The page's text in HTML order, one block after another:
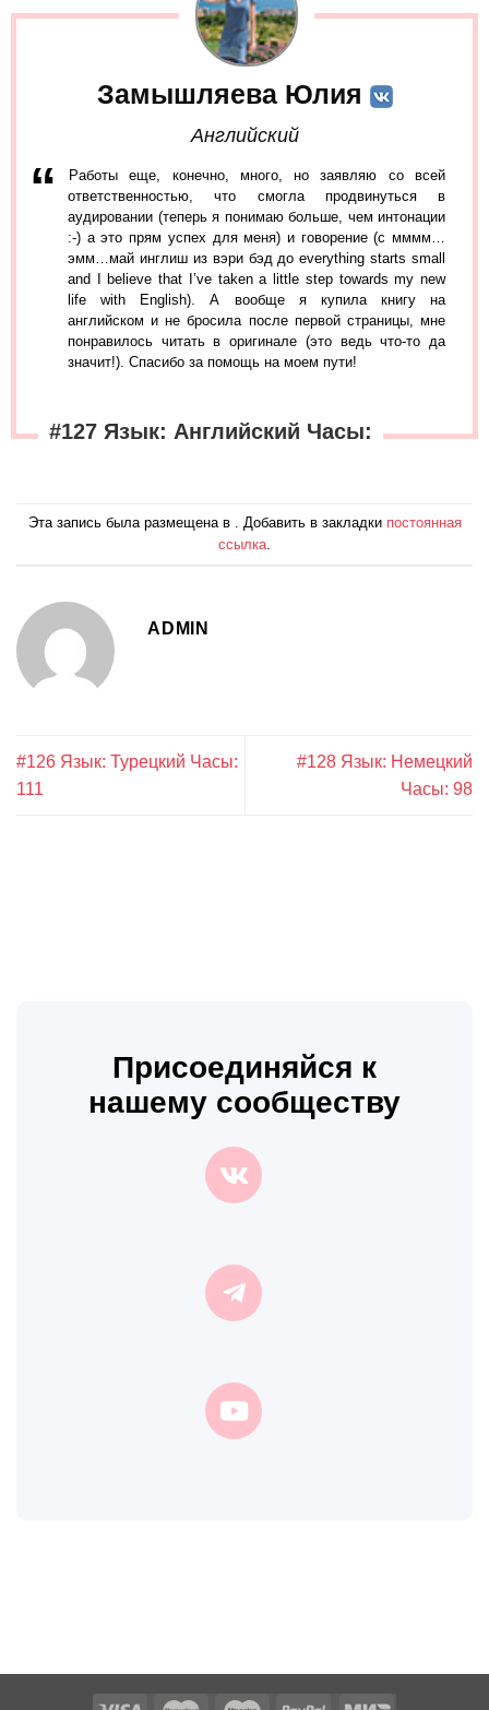
Замышляева Юлия
Английский
Работы еще, конечно, много, но заявляю со всей
ответственностью, что смогла продвинуться в
аудировании (теперь я понимаю больше, чем интонации
:-) а это прям успех для меня) и говорение (с мммм…
эмм…май инглиш из вэри бэд до everything starts small
and I believe that I’ve taken a little step towards my new
life with English). А вообще я купила книгу на
английском и не бросила после первой страницы, мне
понравилось читать в оригинале (это ведь что-то да
значит!). Спасибо за помощь на моем пути!
#127 Язык: Английский Часы:
Эта запись была размещена в . Добавить в закладки постоянная
ссылка
ADMIN
#126 Язык: Турецкий Часы:
111
#128 Язык: Немецкий
Часы: 98
Присоединяйся к
нашему сообществу